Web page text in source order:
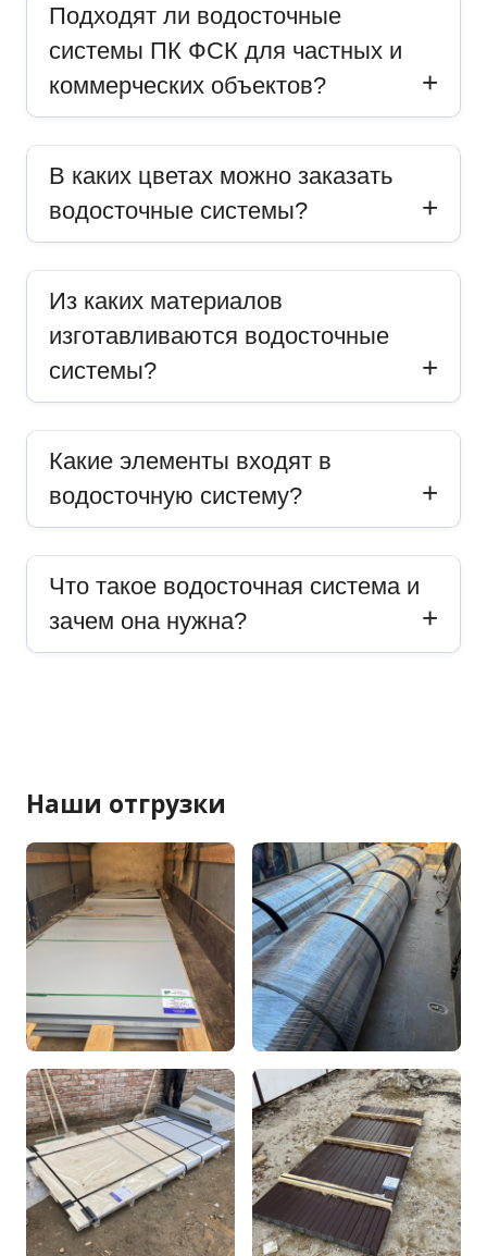
Подходят ли водосточные
системы ПК ФСК для частных и
коммерческих объектов?
В каких цветах можно заказать
водосточные системы?
Из каких материалов
изготавливаются водосточные
системы?
Какие элементы входят в
водосточную систему?
Что такое водосточная система и
зачем она нужна?
Наши отгрузки